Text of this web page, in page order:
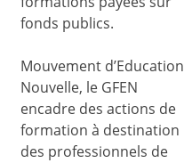
fonds publics.
Mouvement d’Education
Nouvelle, le GFEN
encadre des actions de
formation à destination
des professionnels de